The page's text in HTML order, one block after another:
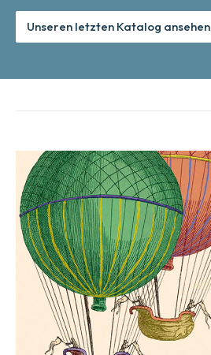
Unseren letzten Katalog ansehen